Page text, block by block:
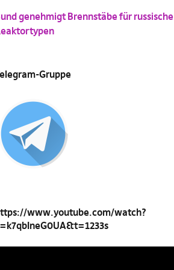
genehmigt Brennstäbe für russische
Gruppe
www.youtube.com/watch?